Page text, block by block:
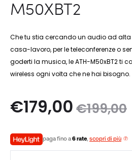
M50XBT2
Che tu stia cercando un audio ad
casa-lavoro, per le teleconferenze o
goderti la musica, le ATH-M50xBT2 ti
wireless ogni volta che ne hai bisogno.
€199,00
Il
originale
€179,00
paga fino a6 rate, scopri di più